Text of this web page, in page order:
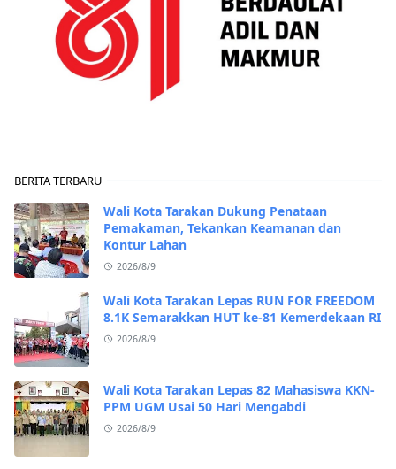
BERITA TERBARU
Wali Kota Tarakan Dukung Penataan
Pemakaman, Tekankan Keamanan dan
Kontur Lahan
2026/8/9
Wali Kota Tarakan Lepas RUN FOR FREEDOM
8.1K Semarakkan HUT ke-81 Kemerdekaan RI
2026/8/9
Wali Kota Tarakan Lepas 82 Mahasiswa KKN-
PPM UGM Usai 50 Hari Mengabdi
2026/8/9